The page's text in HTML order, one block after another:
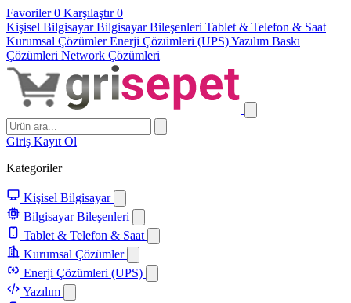
Favoriler0 Karşılaştır0
Kişisel BilgisayarBilgisayar Bileşenleri Tablet & Telefon & Saat
Kurumsal ÇözümlerEnerji Çözümleri (UPS)Yazılım Baskı
Çözümleri Network Çözümleri
Giriş Kayıt Ol
Kategoriler
Kişisel Bilgisayar
Bilgisayar Bileşenleri
Tablet & Telefon & Saat
Kurumsal Çözümler
Enerji Çözümleri (UPS)
Yazılım